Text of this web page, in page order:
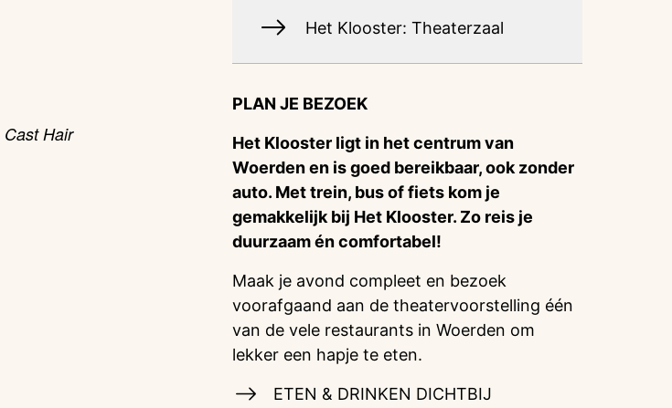
Hair
Het Klooster: Theaterzaal
PLAN JE BEZOEK
Het Klooster ligt in het centrum van
Woerden en is goed bereikbaar, ook zonder
auto. Met trein, bus of fiets kom je
gemakkelijk bij Het Klooster. Zo reis je
duurzaam én comfortabel!
Maak je avond compleet en bezoek
voorafgaand aan de theatervoorstelling één
van de vele restaurants in Woerden om
lekker een hapje te eten.
ETEN & DRINKEN DICHTBIJ